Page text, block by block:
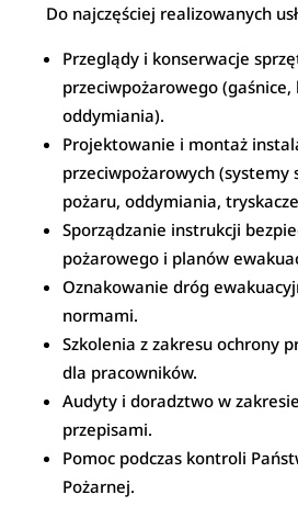
Do najczęściej realizowanych
Przeglądy i konserwacje
przeciwpożarowego
oddymiania).
Projektowanie i montaż
przeciwpożarowych (systemy
pożaru, oddymiania,
Sporządzanie instrukcji
pożarowego i planów
Oznakowanie dróg
normami.
Szkolenia z zakresu ochrony
dla pracowników.
Audyty i doradztwo w
przepisami.
Pomoc podczas kontroli
Pożarnej.